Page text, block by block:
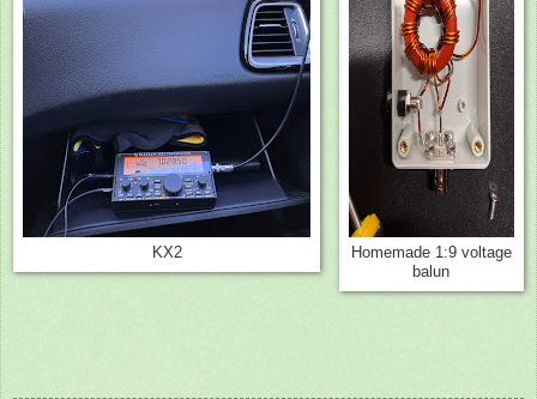
KX2
Homemade 1:9 voltage
balun